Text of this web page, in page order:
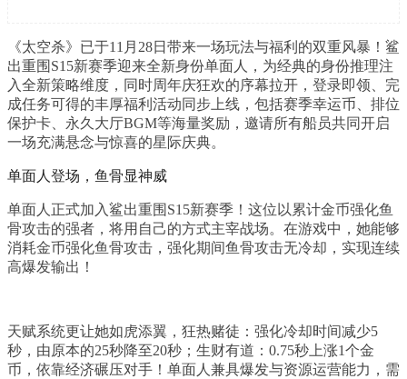
《太空杀》已于11月28日带来一场玩法与福利的双重风暴！鲨
出重围S15新赛季迎来全新身份单面人，为经典的身份推理注
入全新策略维度，同时周年庆狂欢的序幕拉开，登录即领、完
成任务可得的丰厚福利活动同步上线，包括赛季幸运币、排位
保护卡、永久大厅BGM等海量奖励，邀请所有船员共同开启
一场充满悬念与惊喜的星际庆典。
单面人登场，鱼骨显神威
单面人正式加入鲨出重围S15新赛季！这位以累计金币强化鱼
骨攻击的强者，将用自己的方式主宰战场。在游戏中，她能够
消耗金币强化鱼骨攻击，强化期间鱼骨攻击无冷却，实现连续
高爆发输出！
天赋系统更让她如虎添翼，狂热赌徒：强化冷却时间减少5
秒，由原本的25秒降至20秒；生财有道：0.75秒上涨1个金
币，依靠经济碾压对手！单面人兼具爆发与资源运营能力，需